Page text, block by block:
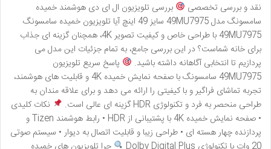
نقد و بررسی تخصصی
بررسی تلویزیون ال ای دی هوشمند خمیده
سامسونگ مدل 49MU7975 سایز 49 اینچ آیا تلویزیون خمیده سامسونگ
49MU7975 با طراحی خاص و کیفیت تصویر 4K، همچنان گزینه ای جذاب
برای خانه شماست؟ در این بررسی جامع، به تمام جزئیات این مدل می
پردازیم تا انتخابی آگاهانه داشته باشید.
پاسخ سریع تلویزیون
49MU7975 سامسونگ با صفحه نمایش خمیده 4K و قابلیت های هوشمند،
تجربه تماشای فراگیر و با کیفیتی را ارائه می دهد و برای علاقه مندان به
طراحی منحصر به فرد و تکنولوژی HDR گزینه ای عالی است.
نکات کلیدی
• صفحه نمایش خمیده 4K با پشتیبانی از HDR • رابط هوشمند Tizen و
پردازنده چهار هسته ای • طراحی زیبا و قابلیت اتصال به دیوار • سیستم صوتی